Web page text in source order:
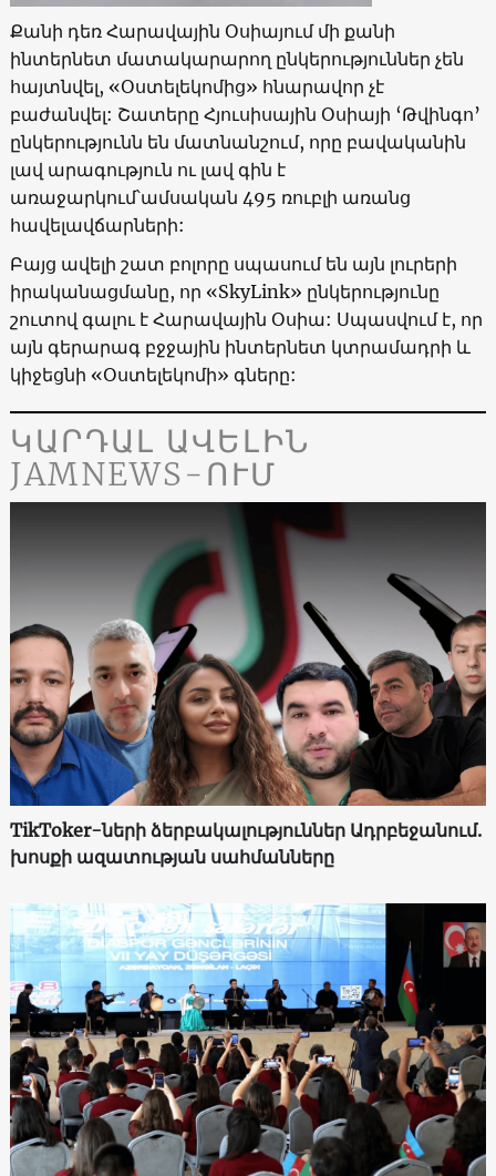
Քանի դեռ Հարավային Օսիայում մի քանի
ինտերնետ մատակարարող ընկերություններ չեն
հայտնվել, «Օստելեկոմից» հնարավոր չէ
բաժանվել: Շատերը Հյուսիսային Օսիայի ‘Թվինգո’
ընկերությունն են մատնանշում, որը բավականին
լավ արագություն ու լավ գին է
առաջարկում՝ամսական 495 ռուբլի առանց
հավելավճարների:
Բայց ավելի շատ բոլորը սպասում են այն լուրերի
իրականացմանը, որ «SkyLink» ընկերությունը
շուտով գալու է Հարավային Օսիա: Սպասվում է, որ
այն գերարագ բջջային ինտերնետ կտրամադրի և
կիջեցնի «Օստելեկոմի» գները:
ԿԱՐԴԱԼ ԱՎԵԼԻՆ
JAMNEWS-ՈՒՄ
TikToker-ների ձերբակալություններ Ադրբեջանում.
խոսքի ազատության սահմանները